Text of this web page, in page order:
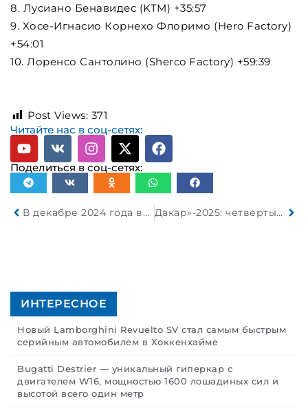
8. Лусиано Бенавидес (KTM) +35:57
9. Хосе-Игнасио Корнехо Флоримо (Hero Factory)
+54:01
10. Лоренсо Сантолино (Sherco Factory) +59:39
Post Views: 371
Читайте нас в соц-сетях:
Поделиться в соц-сетях:
В декабре 2024 года выдано 108 834 разрешения на допуск ТС к участию в дорожном движении Дакар»-2025: четвертый этап в зачете грузовиков прошел под прессингом
ИНТЕРЕСНОЕ
Новый Lamborghini Revuelto SV стал самым быстрым
серийным автомобилем в Хоккенхайме
Bugatti Destrier — уникальный гиперкар с
двигателем W16, мощностью 1600 лошадиных сил и
высотой всего один метр